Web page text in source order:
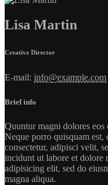
Lisa Martin
Creative Director
E-mail: info@example.com
Brief info
Quuntur magni dolores
Neque porro quisquam
consectetur, adipisci velit,
incidunt ut labore et dolore
adipisicing elit, sed do
magna aliqua.